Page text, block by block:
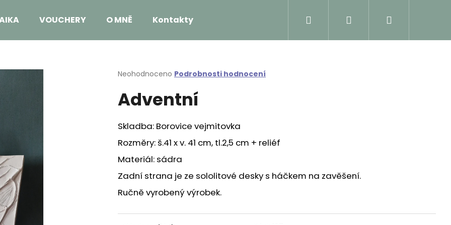
VOUCHERY O MNĚ Kontakty Přihlášení
Průměrné
produktu
je
z
5
hvězdiček.
Neohodnoceno Podrobnosti hodnocení
Adventní
Skladba: Borovice vejmitovka
Rozměry: š.41 x v. 41 cm, tl.2,5 cm + reliéf
Materiál: sádra
Zadní strana je ze sololitové desky s háčkem na zavěšení.
Ručně vyrobený výrobek.
HLEDAT